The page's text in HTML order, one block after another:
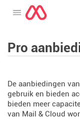
Open het menu
Pro
De aanbiedingen
gebruik en bieden
bieden meer
van Mail & Cloud